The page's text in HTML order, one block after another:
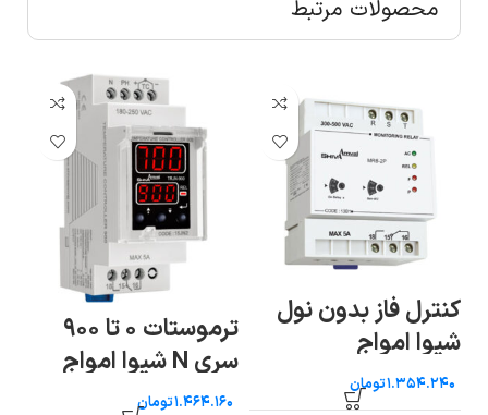
محصولات مرتبط
کنترل فاز بدون نول
شیوا امواج
تومان
ترموستات ۰ تا ۹۰۰
سری N شیوا امواج
تومان